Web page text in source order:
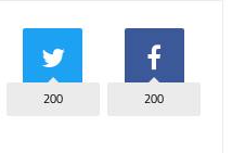
200
200